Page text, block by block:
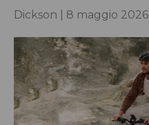
Dickson | 8 maggio 2026